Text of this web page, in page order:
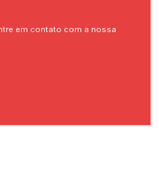
em contato com a nossa